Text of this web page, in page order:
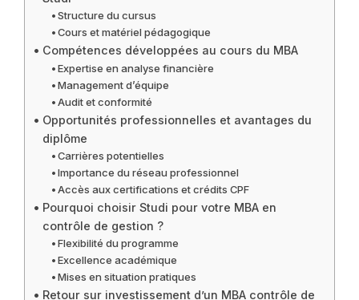
Structure du cursus
Cours et matériel pédagogique
Compétences développées au cours du MBA
Expertise en analyse financière
Management d’équipe
Audit et conformité
Opportunités professionnelles et avantages du
diplôme
Carrières potentielles
Importance du réseau professionnel
Accès aux certifications et crédits CPF
Pourquoi choisir Studi pour votre MBA en
contrôle de gestion ?
Flexibilité du programme
Excellence académique
Mises en situation pratiques
Retour sur investissement d’un MBA contrôle de